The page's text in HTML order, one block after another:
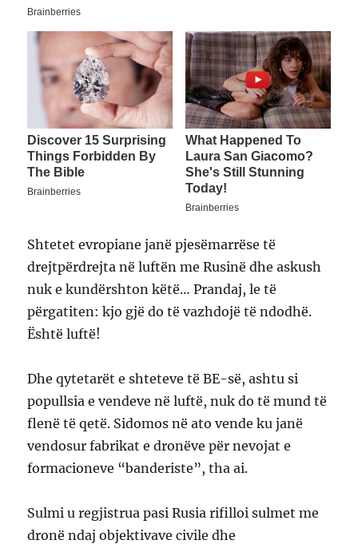
Shtetet evropiane janë pjesëmarrëse të
drejtpërdrejta në luftën me Rusinë dhe askush
nuk e kundërshton këtë… Prandaj, le të
përgatiten: kjo gjë do të vazhdojë të ndodhë.
Është luftë!
Dhe qytetarët e shteteve të BE-së, ashtu si
popullsia e vendeve në luftë, nuk do të mund të
flenë të qetë. Sidomos në ato vende ku janë
vendosur fabrikat e dronëve për nevojat e
formacioneve “banderiste”, tha ai.
Sulmi u regjistrua pasi Rusia rifilloi sulmet me
dronë ndaj objektivave civile dhe